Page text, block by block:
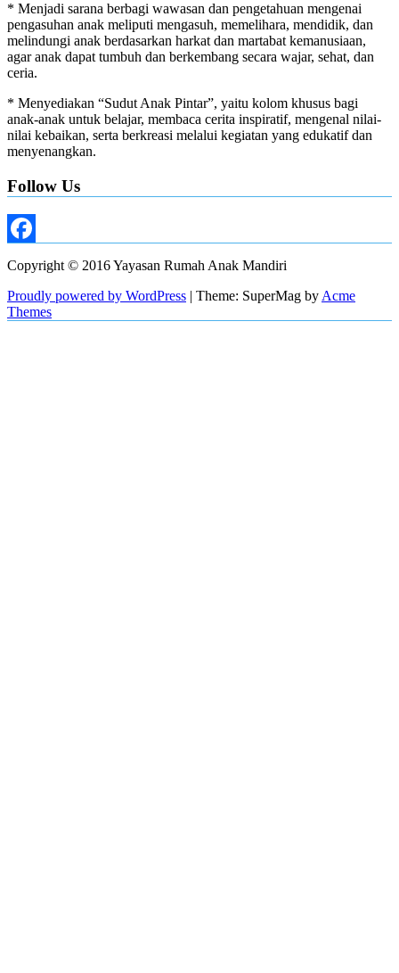
* Menjadi sarana berbagi wawasan dan pengetahuan mengenai
pengasuhan anak meliputi mengasuh, memelihara, mendidik, dan
melindungi anak berdasarkan harkat dan martabat kemanusiaan,
agar anak dapat tumbuh dan berkembang secara wajar, sehat, dan
ceria.
* Menyediakan “Sudut Anak Pintar”, yaitu kolom khusus bagi
anak-anak untuk belajar, membaca cerita inspiratif, mengenal nilai-
nilai kebaikan, serta berkreasi melalui kegiatan yang edukatif dan
menyenangkan.
Follow Us
Copyright © 2016 Yayasan Rumah Anak Mandiri
Proudly powered by WordPress | Theme: SuperMag by Acme
Themes